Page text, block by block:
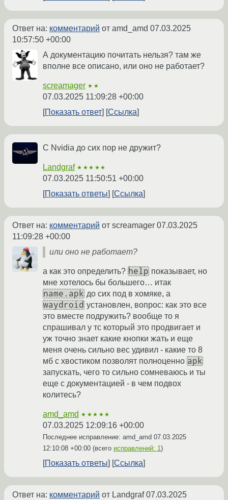
Ответ на: комментарий от amd_amd 07.03.2025
10:57:50 +00:00
А документацию почитать нельзя? там же
вполне все описано, или оно не работает?
screamager ★★
07.03.2025 11:09:28 +00:00
Показать ответ
Ссылка
C Nvidia до сих пор не дружит?
Landgraf ★★★★★
07.03.2025 11:50:51 +00:00
Показать ответы
Ссылка
Ответ на: комментарий от screamager 07.03.2025
11:09:28 +00:00
или оно не работает?
а как это определить? help показывает, но
мне хотелось бы большего… итак
name.apk до сих под в хомяке, а
waydroid установлен, вопрос: как это все
это вместе подружить? вообще то я
спрашивал у тс который это продвигает и
уж точно знает какие кнопки жать и еще
меня очень сильно вес удивил - какие то 8
мб с хвостиком позволят полноценно apk
запускать, чего то сильно сомневаюсь и ты
еще с документацией - в чем подвох
колитесь?
amd_amd ★★★★★
07.03.2025 12:09:16 +00:00
Последнее исправление: amd_amd 07.03.2025
12:10:08 +00:00 (всего исправлений: 1)
Показать ответы Ссылка
Ответ на: комментарий от Landgraf07.03.2025